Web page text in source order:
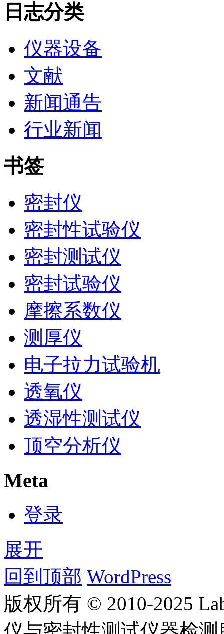
日志分类
仪器设备
文献
新闻通告
行业新闻
书签
密封仪
密封性试验仪
密封测试仪
密封试验仪
摩擦系数仪
测厚仪
电子拉力试验机
透氧仪
透湿性测试仪
顶空分析仪
Meta
登录
展开
回到顶部 WordPress
版权所有 © 2010-2025